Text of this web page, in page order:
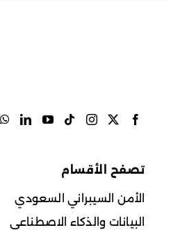
تصفح الأقسام
الأمن السيبراني السعودي
البيانات والذكاء الاصطناعي